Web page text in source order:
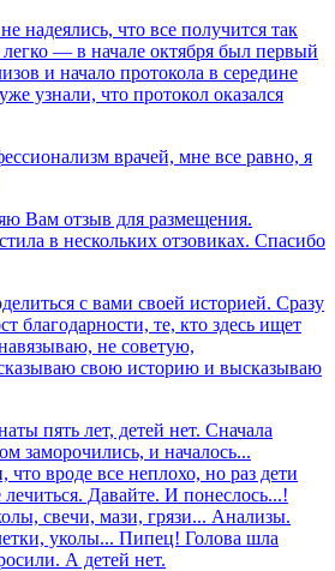
надеялись, что все получится так
— в начале октября был первый
и начало протокола в середине
узнали, что протокол оказался
врачей, мне все равно, я
Вам отзыв для размещения.
в нескольких отзовиках. Спасибо
с вами своей историей. Сразу
благодарности, те, кто здесь ищет
не советую,
свою историю и высказываю
пять лет, детей нет. Сначала
заморочились, и началось...
что вроде все неплохо, но раз дети
Давайте. И понеслось...!
свечи, мази, грязи... Анализы.
уколы... Пипец! Голова шла
А детей нет.